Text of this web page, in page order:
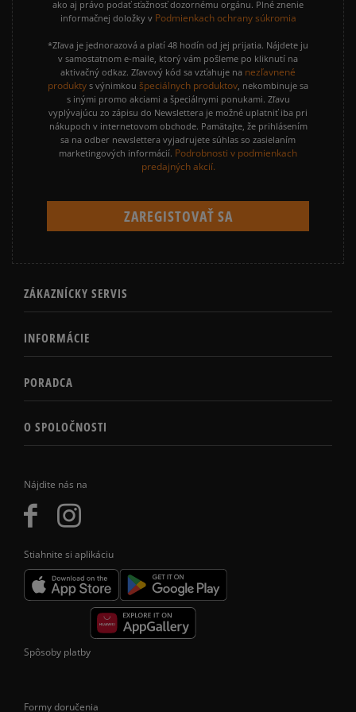
Nájdite nás na
Stiahnite si aplikáciu
ako aj právo podať sťažnosť dozornému orgánu. Plné znenie
informačnej doložky v Podmienkach ochrany súkromia
*Zľava je jednorazová a platí 48 hodín od jej prijatia. Nájdete ju
v samostatnom e-maile, ktorý vám pošleme po kliknutí na
aktivačný odkaz. Zľavový kód sa vzťahuje na nezľavnené
produkty s výnimkou špeciálnych produktov, nekombinuje sa
s inými promo akciami a špeciálnymi ponukami. Zľavu
vyplývajúcu zo zápisu do Newslettera je možné uplatniť iba pri
nákupoch v internetovom obchode. Pamätajte, že prihlásením
sa na odber newslettera vyjadrujete súhlas so zasielaním
marketingových informácií. Podrobnosti v podmienkach
predajných akcií.
ZÁKAZNÍCKY SERVIS
INFORMÁCIE
PORADCA
O SPOLOČNOSTI
Spôsoby platby
Formy doručenia